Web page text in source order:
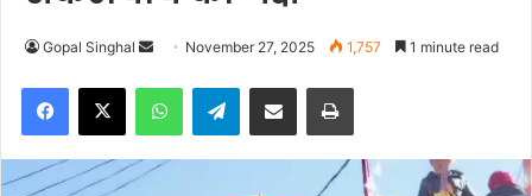
Gopal Singhal
n
d
a
November 27, 2025 1,757 1 minute read
Telegram